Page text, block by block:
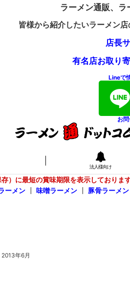
ラーメン通販、
皆様から紹介したいラーメン
店長
有名店お取り
Lineで
お
法人様向け
）に最短の賞味期限を表示しておりま
ーメン 味噌ラーメン 豚骨ラーメン
2013年6月